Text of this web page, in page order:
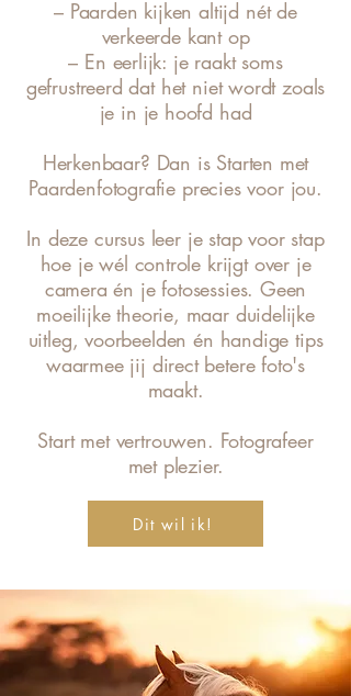
– Paarden kijken altijd nét de
verkeerde kant op
– En eerlijk: je raakt soms
gefrustreerd dat het niet wordt zoals
je in je hoofd had
Herkenbaar? Dan is Starten met
Paardenfotografie precies voor jou.
In deze cursus leer je stap voor stap
hoe je wél controle krijgt over je
camera én je fotosessies. Geen
moeilijke theorie, maar duidelijke
uitleg, voorbeelden én handige tips
waarmee jij direct betere foto's
maakt.
Start met vertrouwen. Fotografeer
met plezier.
Dit wil ik!